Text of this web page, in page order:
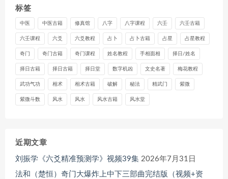
标签
中医 中医古籍 修真馆 八字 八字课程 六壬 六壬古籍
六壬课程 六爻 六爻教程 占卜 占卜古籍 占星 占星教程
奇门 奇门古籍 奇门课程 姓名教程 手相面相 择日/姓名
择日古籍 择日古籍 择日堂 数字机凶 文史名著 梅花教程
武功气功 相术 相术古籍 破解 秘法 精武门 紫微
紫微斗数 风水 风水 风水古籍 风水堂
近期文章
刘振学《六爻精准预测学》视频39集 2026年7月31日
法和（楚恒）奇门大爆炸上中下三部曲完结版（视频+资